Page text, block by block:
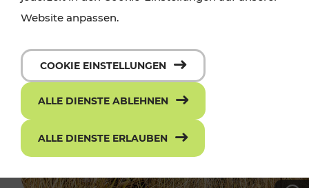
Website anpassen.
COOKIE EINSTELLUNGEN
ALLE DIENSTE ABLEHNEN
ALLE DIENSTE ERLAUBEN